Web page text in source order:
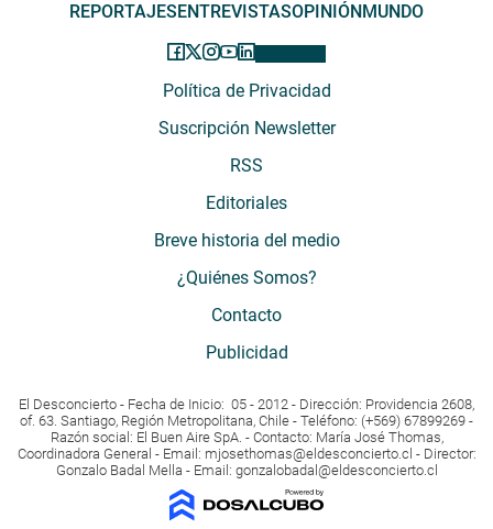
REPORTAJES ENTREVISTASOPINIÓN MUNDO
Política de Privacidad
Suscripción Newsletter
RSS
Editoriales
Breve historia del medio
¿Quiénes Somos?
Contacto
Publicidad
El Desconcierto - Fecha de Inicio: 05 - 2012 - Dirección: Providencia 2608,
of. 63. Santiago, Región Metropolitana, Chile - Teléfono: (+569) 67899269 -
Razón social: El Buen Aire SpA. - Contacto: María José Thomas,
Coordinadora General - Email: mjosethomas@eldesconcierto.cl - Director:
Gonzalo Badal Mella - Email: gonzalobadal@eldesconcierto.cl